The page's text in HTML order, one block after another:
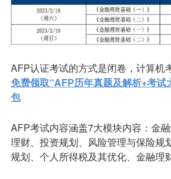
AFP认证考试的方式是闭卷，计算机
免费领取“AFP历年真题及解析+考试
包
AFP考试内容涵盖7大模块内容：金
理财、投资规划、风险管理与保险规
规划、个人所得税及其优化、金融理